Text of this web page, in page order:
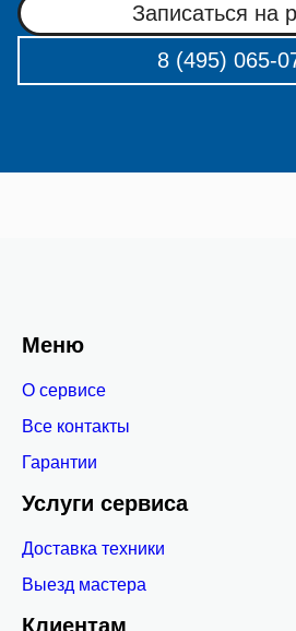
Записаться на
8 (495) 065-
Меню
О сервисе
Все контакты
Гарантии
Услуги сервиса
Доставка техники
Выезд мастера
Клиентам